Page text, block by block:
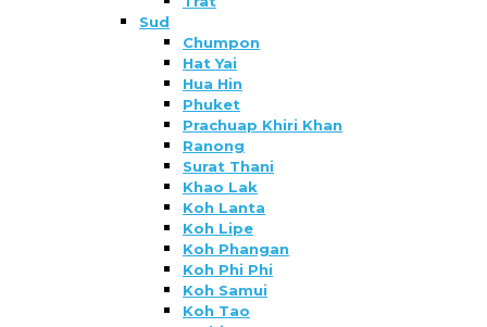
Sud
Chumpon
Hat Yai
Hua Hin
Phuket
Prachuap Khiri Khan
Ranong
Surat Thani
Khao Lak
Koh Lanta
Koh Lipe
Koh Phangan
Koh Phi Phi
Koh Samui
Koh Tao